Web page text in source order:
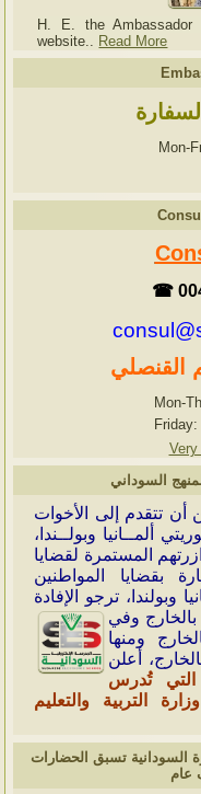
H. E. the
website..
Read More
Mon-
☎
Mon-
السوداني
تتقدم إلى الأخوات
ألمــانيا وبولــندا،
المستمرة لقضايا
بقضايا المواطنين
وبولندا، ترجو الإفادة
بالخارج وفي
ومنها
أعلن
التي تُدرس
التربية والتعليم
السودانية تسبق الحضارات
عام